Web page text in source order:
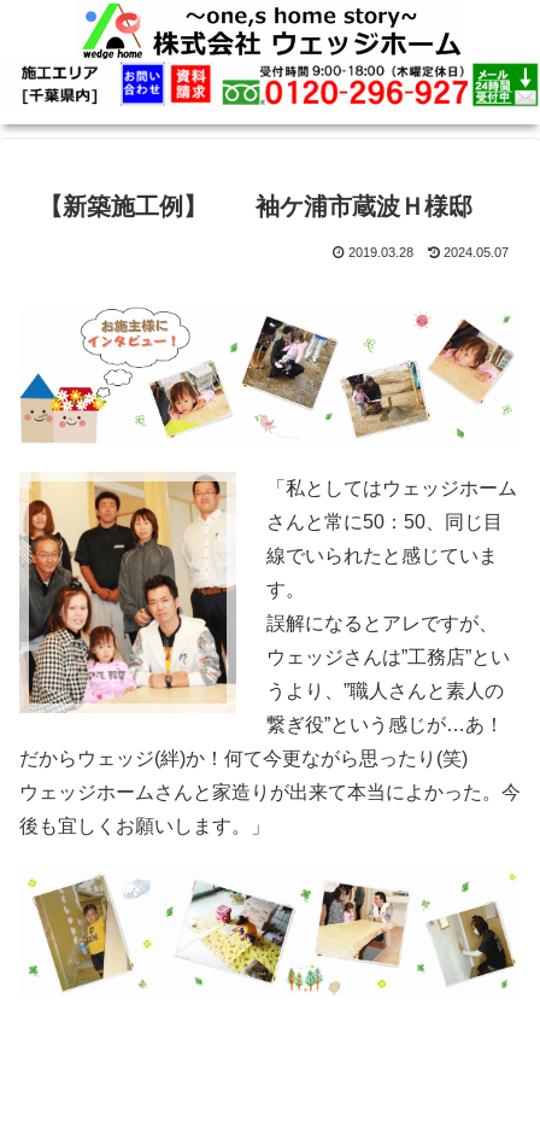
【新築施工例】 袖ケ浦市蔵波Ｈ様邸
2019.03.28 2024.05.07
「私としてはウェッジホーム
さんと常に50：50、同じ目
線でいられたと感じていま
す。
誤解になるとアレですが、
ウェッジさんは”工務店”とい
うより、”職人さんと素人の
繋ぎ役”という感じが…あ！
だからウェッジ(絆)か！何て今更ながら思ったり(笑)
ウェッジホームさんと家造りが出来て本当によかった。今
後も宜しくお願いします。」